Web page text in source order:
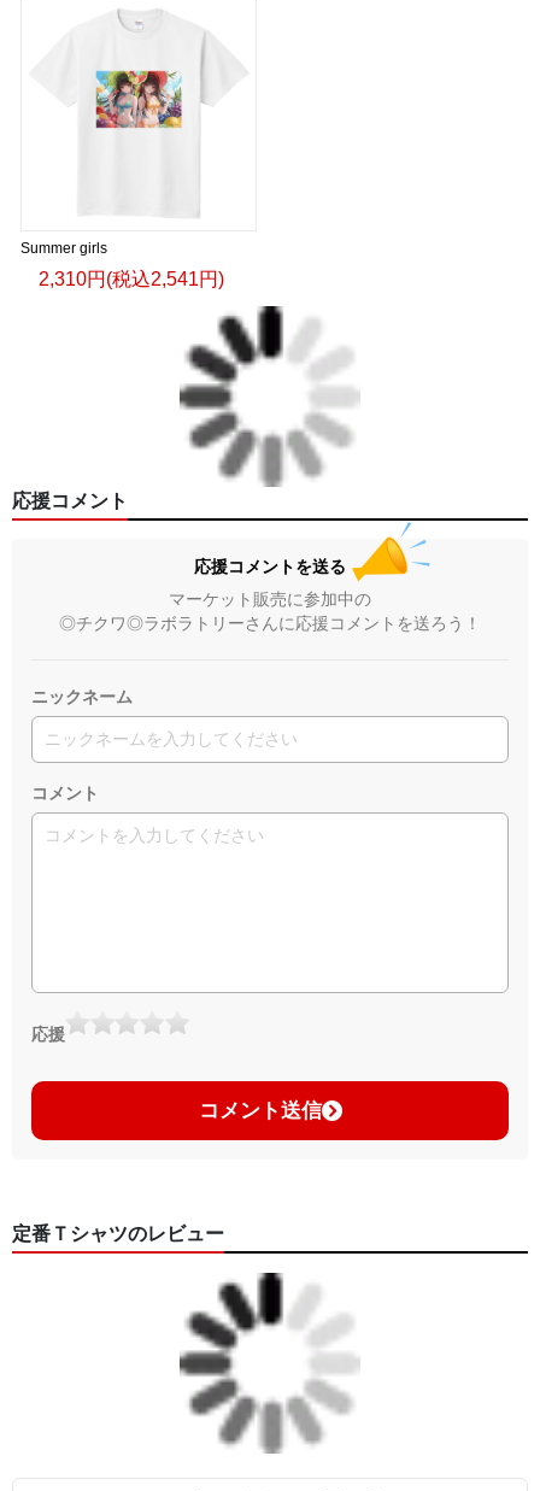
Summer girls
2,310円(税込2,541円)
応援コメント
応援コメントを送る
マーケット販売に参加中の
◎チクワ◎ラボラトリーさんに応援コメントを送ろう！
ニックネーム
コメント
応援
コメント送信
定番Ｔシャツのレビュー